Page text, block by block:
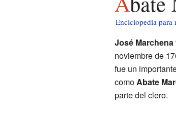
Enciclopedia para
José
noviembre de
fue un
comoAbate
parte del clero.